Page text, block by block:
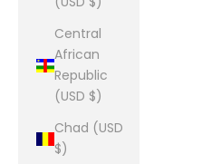
Central
African
Republic
(USD $)
Chad (USD
$)